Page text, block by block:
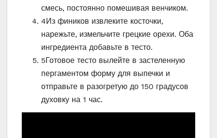
смесь, постоянно помешивая венчиком.
4Из фиников извлеките косточки,
нарежьте, измельчите грецкие орехи. Оба
ингредиента добавьте в тесто.
5Готовое тесто вылейте в застеленную
пергаментом форму для выпечки и
отправьте в разогретую до 150 градусов
духовку на 1 час.